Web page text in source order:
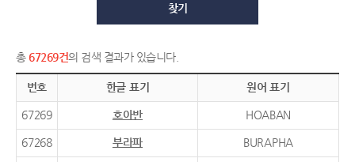
찾기
총 67269건의 검색 결과가 있습니다.
번호 한글 표기 원어 표기
67269 호아반 HOABAN
67268 부라파 BURAPHA